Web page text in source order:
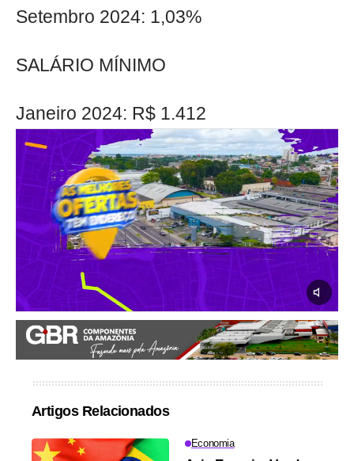
Setembro 2024: 1,03%
SALÁRIO MÍNIMO
Janeiro 2024: R$ 1.412
Artigos Relacionados
Economia